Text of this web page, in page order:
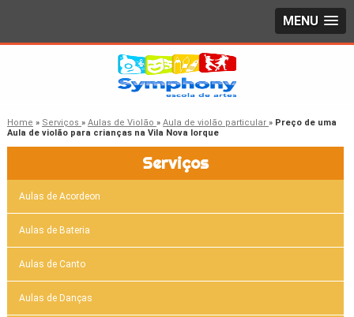
MENU
Home » Serviços » Aulas de Violão » Aula de violão particular » Preço de uma
Aula de violão para crianças na Vila Nova Iorque
Serviços
Aulas de Acordeon
Aulas de Bateria
Aulas de Canto
Aulas de Danças